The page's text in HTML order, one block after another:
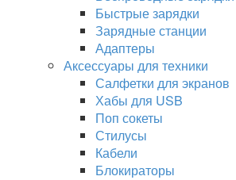
Быстрые зарядки
Зарядные станции
Адаптеры
Аксессуары для техники
Салфетки для экранов
Хабы для USB
Поп сокеты
Стилусы
Кабели
Блокираторы